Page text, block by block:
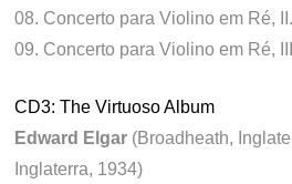
08. Concerto para Violino em Ré,
09. Concerto para Violino em Ré,
CD3: The Virtuoso Album
Edward Elgar (Broadheath,
Inglaterra, 1934)